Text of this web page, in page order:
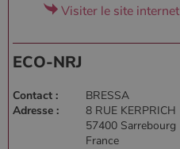
Visiter le site internet
ECO-NRJ
Contact :
BRESSA
Adresse :
8 RUE KERPRICH
57400 Sarrebourg
France